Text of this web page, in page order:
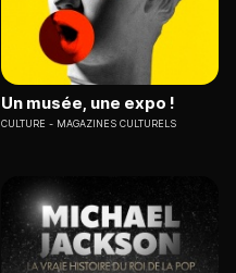
Un musée, une expo !
CULTURE MAGAZINES CULTURELS